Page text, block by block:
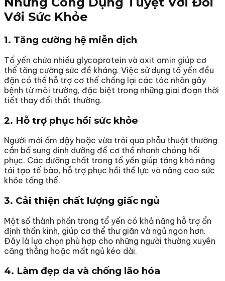
Với Sức Khỏe
1. Tăng cường hệ miễn dịch
Tổ yến chứa nhiều glycoprotein và axit amin giúp cơ
thể tăng cường sức đề kháng. Việc sử dụng tổ yến đều
đặn có thể hỗ trợ cơ thể chống lại các tác nhân gây
bệnh từ môi trường, đặc biệt trong những giai đoạn thời
tiết thay đổi thất thường.
2. Hỗ trợ phục hồi sức khỏe
Người mới ốm dậy hoặc vừa trải qua phẫu thuật thường
cần bổ sung dinh dưỡng để cơ thể nhanh chóng hồi
phục. Các dưỡng chất trong tổ yến giúp tăng khả năng
tái tạo tế bào, hỗ trợ phục hồi thể lực và nâng cao sức
khỏe tổng thể.
3. Cải thiện chất lượng giấc ngủ
Một số thành phần trong tổ yến có khả năng hỗ trợ ổn
định thần kinh, giúp cơ thể thư giãn và ngủ ngon hơn.
Đây là lựa chọn phù hợp cho những người thường xuyên
căng thẳng hoặc mất ngủ kéo dài.
4. Làm đẹp da và chống lão hóa